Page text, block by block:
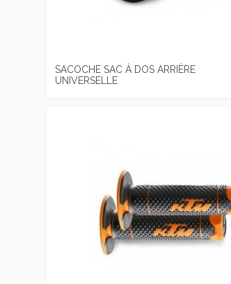
SACOCHE SAC À DOS ARRIÈRE
UNIVERSELLE